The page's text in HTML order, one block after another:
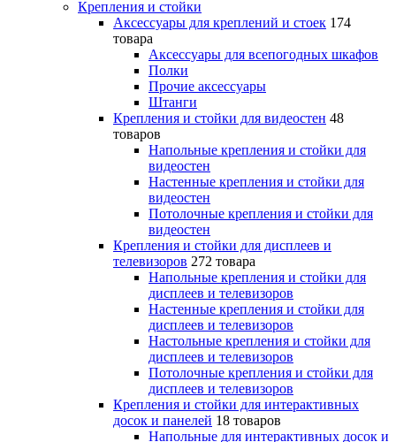
Крепления и стойки
Аксессуары для креплений и стоек 174
товара
Аксессуары для всепогодных шкафов
Полки
Прочие аксессуары
Штанги
Крепления и стойки для видеостен 48
товаров
Напольные крепления и стойки для
видеостен
Настенные крепления и стойки для
видеостен
Потолочные крепления и стойки для
видеостен
Крепления и стойки для дисплеев и
телевизоров 272 товара
Напольные крепления и стойки для
дисплеев и телевизоров
Настенные крепления и стойки для
дисплеев и телевизоров
Настольные крепления и стойки для
дисплеев и телевизоров
Потолочные крепления и стойки для
дисплеев и телевизоров
Крепления и стойки для интерактивных
досок и панелей 18 товаров
Напольные для интерактивных досок и